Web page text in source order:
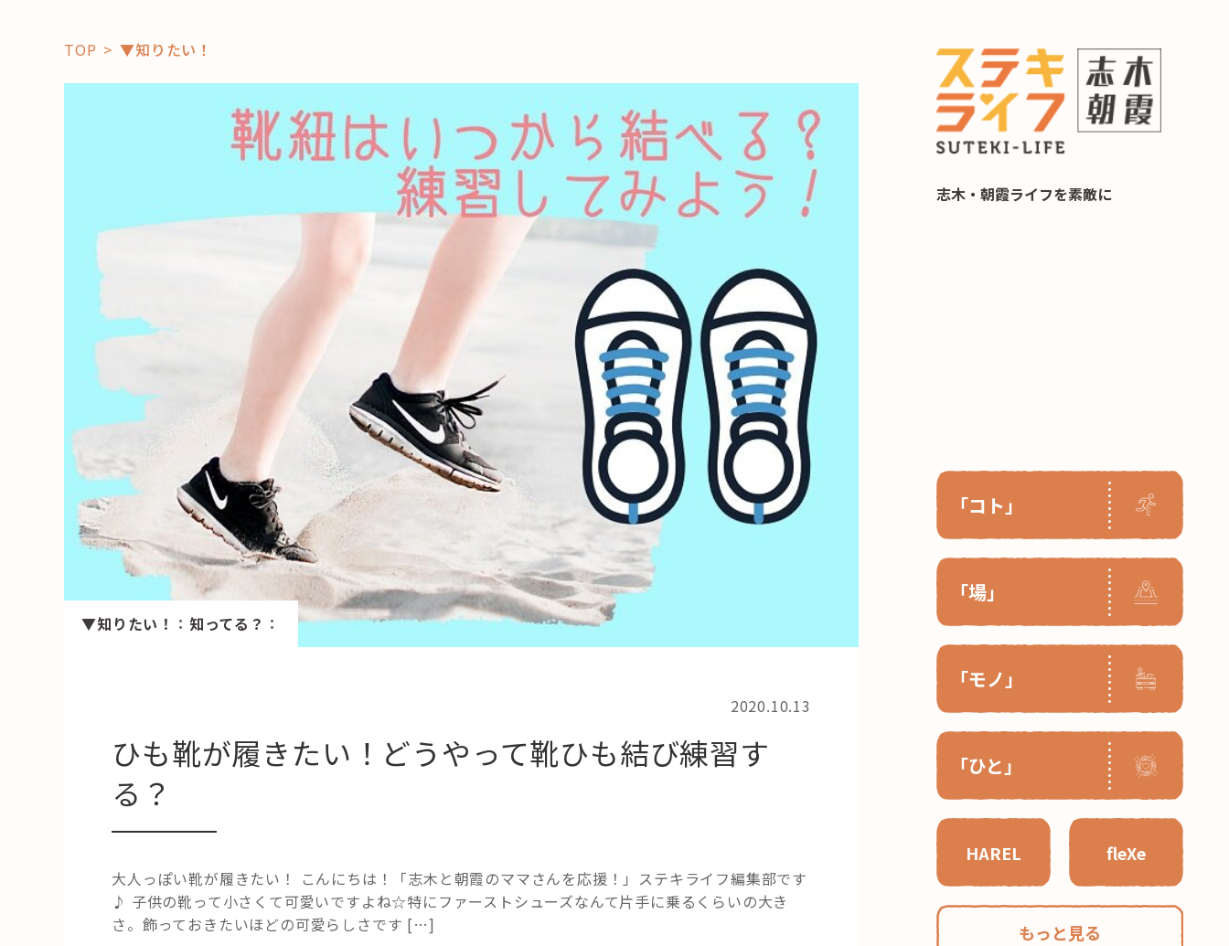
志木・朝霞ライフを素敵に
「コト」
「場」
「モノ」
「ひと」
HAREL fleXe
もっと見る
子育て
暮らし
学び・教育
HAREL
HAREL
活用事例
「モノ」
fleXe リノベ事例
「ひと」
これからの暮らし 住み替え相談
記事検索
TOP ▼知りたい！
▼知りたい！ ： 知ってる？ ：
2020.10.13
ひも靴が履きたい！どうやって靴ひも結び練習す
る？
大人っぽい靴が履きたい！ こんにちは！「志木と朝霞のママさんを応援！」ステキライフ編集部です
♪ 子供の靴って小さくて可愛いですよね☆特にファーストシューズなんて片手に乗るくらいの大き
さ。飾っておきたいほどの可愛らしさです […]